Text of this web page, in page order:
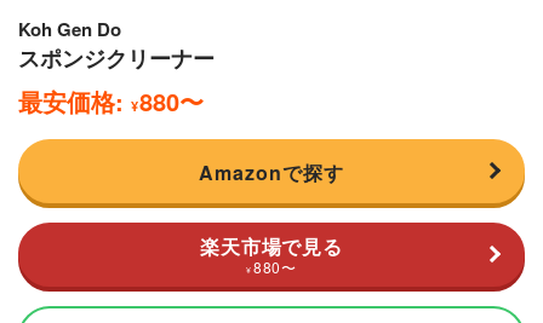
Koh Gen Do
スポンジクリーナー
最安価格: ¥880〜
Amazonで探す
楽天市場で見る
¥ 880〜